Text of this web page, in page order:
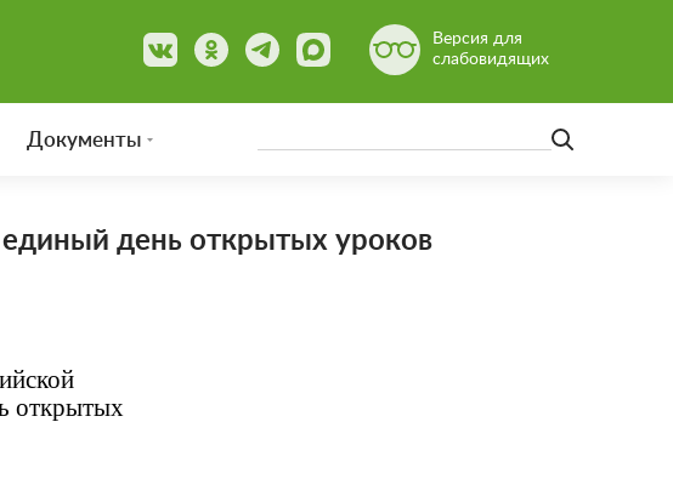
Версия для
слабовидящих
Документы
день открытых уроков
открытых